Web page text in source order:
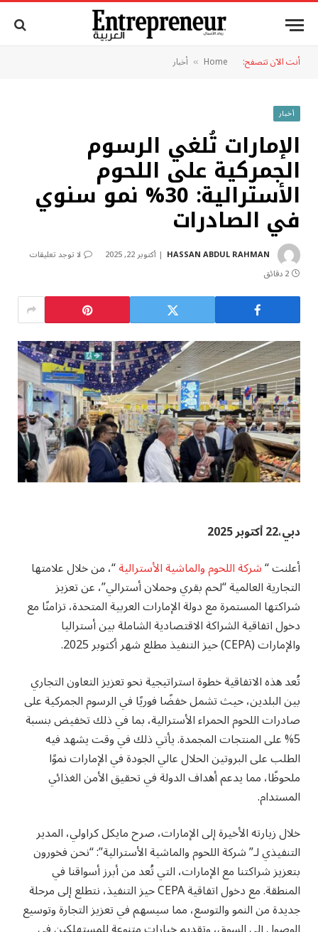
أنت الآن تتصفح: Home
» أخبار
أخبار
الإمارات تُلغي الرسوم
الجمركية على اللحوم
الأسترالية: 30% نمو سنوي
في الصادرات
HASSAN ABDUL RAHMAN أكتوبر 22, 2025
لا توجد تعليقات
2 دقائق
دبي،22 أكتوبر 2025
أعلنت “شركة اللحوم والماشية الأسترالية“، من خلال علامتها
التجارية العالمية “لحم بقري وحملان أسترالي”، عن تعزيز
شراكتها المستمرة مع دولة الإمارات العربية المتحدة، تزامنًا مع
دخول اتفاقية الشراكة الاقتصادية الشاملة بين أستراليا
والإمارات (CEPA) حيز التنفيذ مطلع شهر أكتوبر 2025.
تُعد هذه الاتفاقية خطوة استراتيجية نحو تعزيز التعاون التجاري
بين البلدين، حيث تشمل خفضًا فوريًا في الرسوم الجمركية على
صادرات اللحوم الحمراء الأسترالية، بما في ذلك تخفيض بنسبة
5% على المنتجات المجمدة. يأتي ذلك في وقت يشهد فيه
الطلب على البروتين الحلال عالي الجودة في الإمارات نموًا
ملحوظًا، مما يدعم أهداف الدولة في تحقيق الأمن الغذائي
المستدام.
خلال زيارته الأخيرة إلى الإمارات، صرح مايكل كراولي، المدير
التنفيذي لـ” شركة اللحوم والماشية الأسترالية”: “نحن فخورون
بتعزيز شراكتنا مع الإمارات، التي تُعد من أبرز أسواقنا في
المنطقة. مع دخول اتفاقية CEPA حيز التنفيذ، نتطلع إلى مرحلة
جديدة من النمو والتوسع، مما سيسهم في تعزيز التجارة وتوسيع